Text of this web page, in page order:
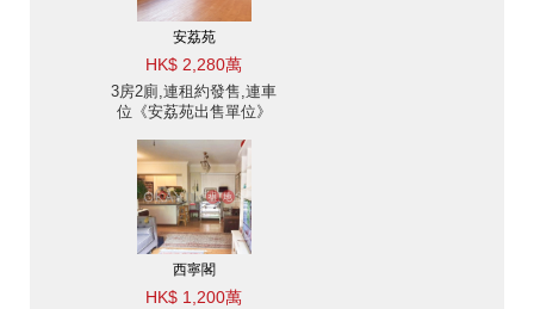
安荔苑
HK$ 2,280萬
3房2廁,連租約發售,連車
位《安荔苑出售單位》
西寧閣
HK$ 1,200萬